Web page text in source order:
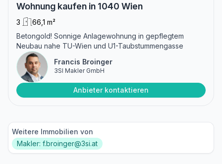
Wohnung kaufen in 1040 Wien
3
66,1 m²
Betongold! Sonnige Anlagewohnung in gepflegtem
Neubau nahe TU-Wien und U1-Taubstummengasse
Francis Broinger
3SI Makler GmbH
Anbieter kontaktieren
Weitere Immobilien von
Makler: f.broinger@3si.at